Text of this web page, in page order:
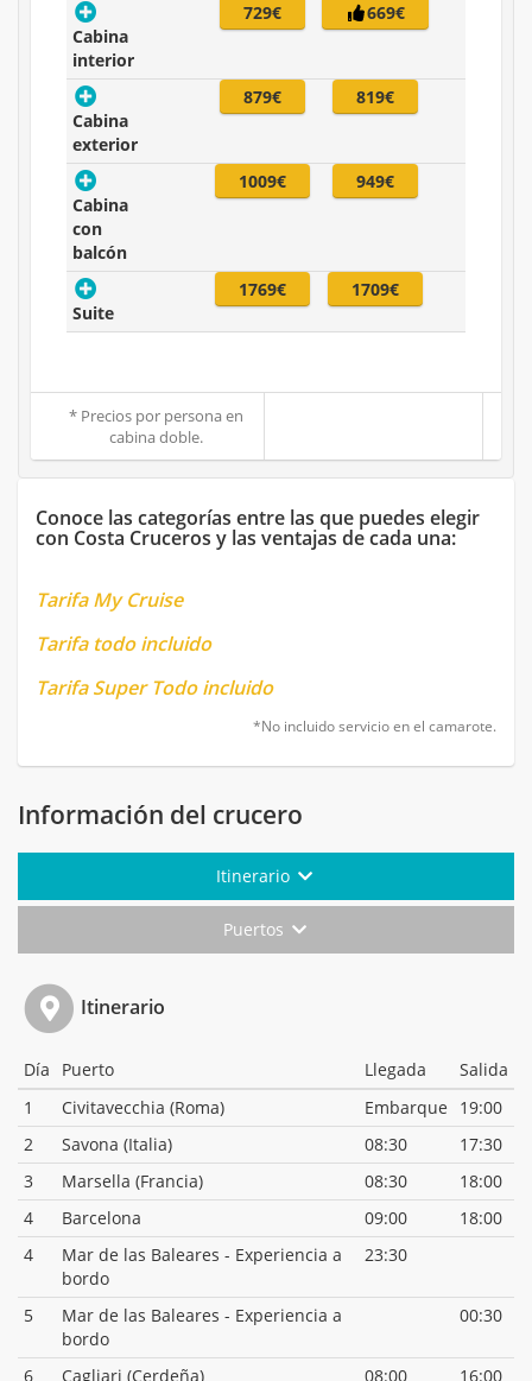
Cabina
interior
729€ 669€
Cabina
exterior
879€ 819€
Cabina
con
balcón
1009€ 949€
Suite
1769€ 1709€
* Precios por persona en
cabina doble.
Conoce las categorías entre las que puedes elegir
con Costa Cruceros y las ventajas de cada una:
Tarifa My Cruise
Tarifa todo incluido
Tarifa Super Todo incluido
*No incluido servicio en el camarote.
Información del crucero
Itinerario
Puertos
Itinerario
Día Puerto Llegada
Salida
1
Civitavecchia (Roma) Embarque
19:00
2
Savona (Italia) 08:30
17:30
3
Marsella (Francia) 08:30
18:00
4
Barcelona 09:00
18:00
4
Mar de las Baleares - Experiencia a
bordo
23:30
5
Mar de las Baleares - Experiencia a
bordo
00:30
6 Cagliari (Cerdeña) 08:00 16:00